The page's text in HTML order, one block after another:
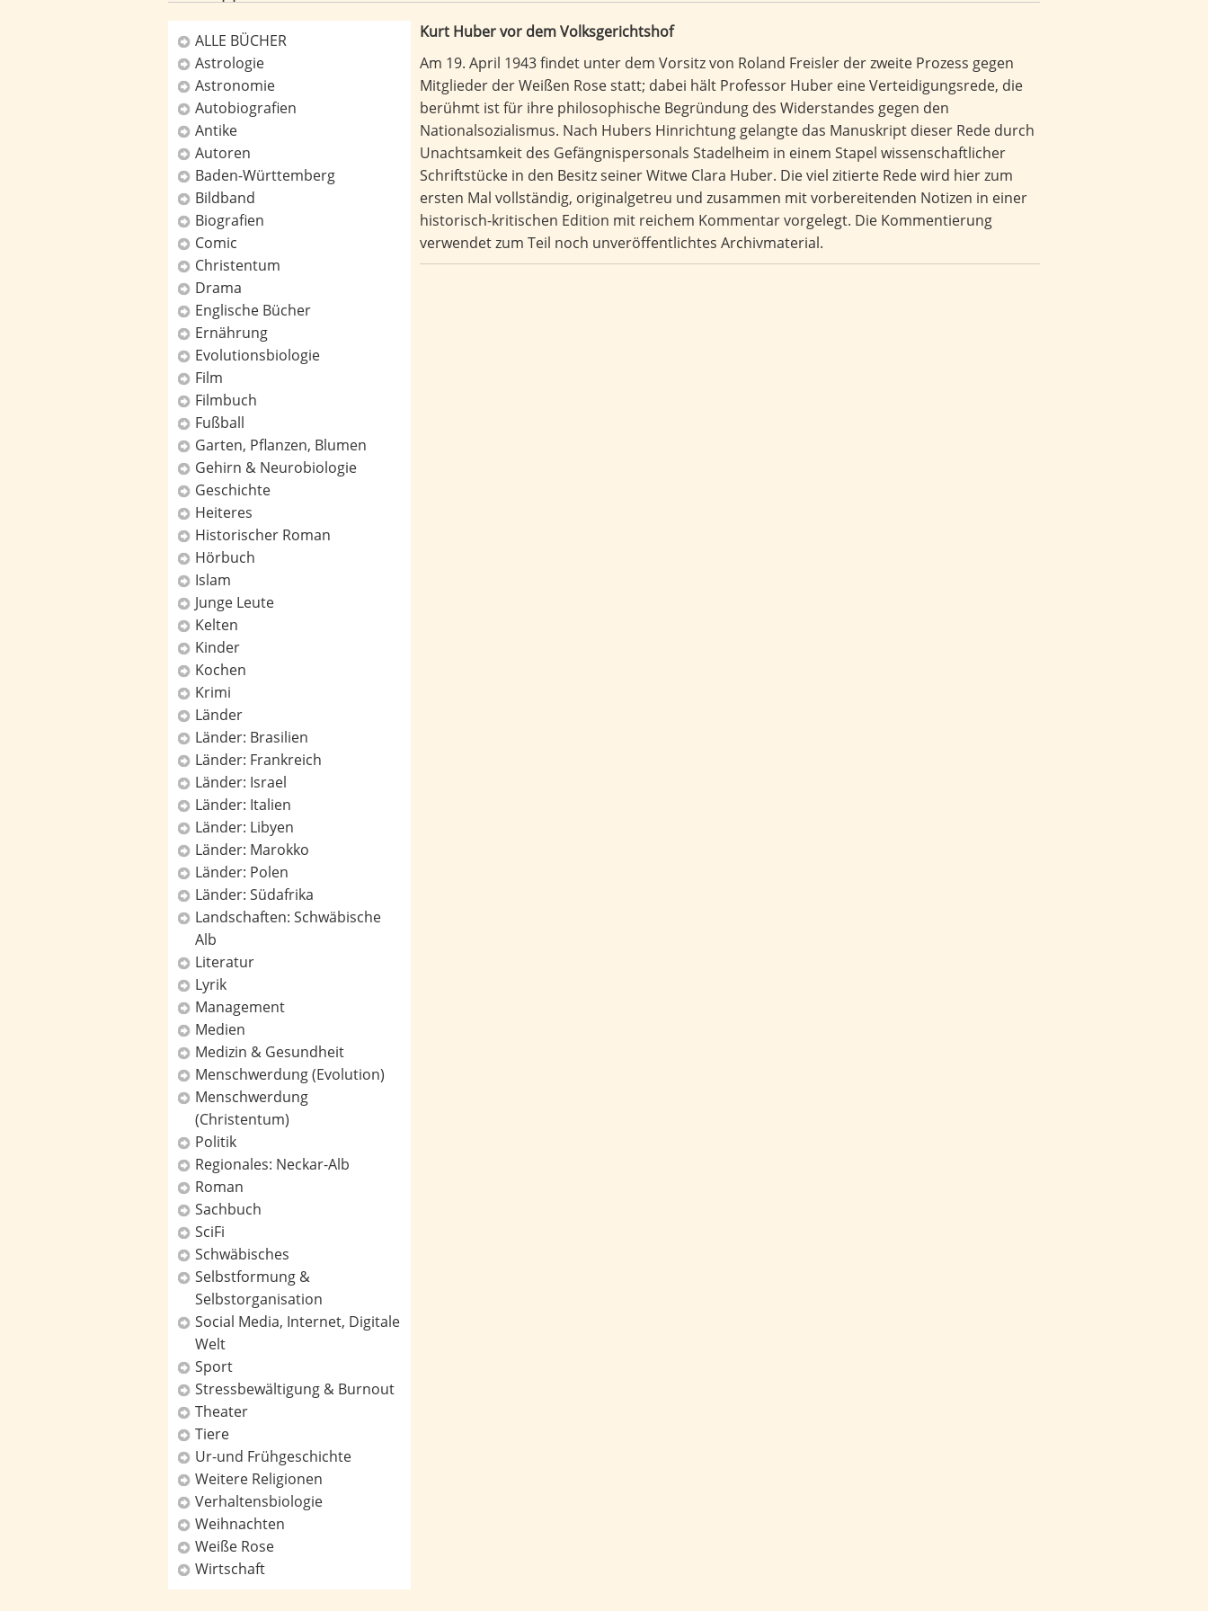
Kategorien
ALLE BÜCHER
Astrologie
Astronomie
Autobiografien
Antike
Autoren
Baden-Württemberg
Bildband
Biografien
Comic
Christentum
Drama
Englische Bücher
Ernährung
Evolutionsbiologie
Film
Filmbuch
Fußball
Garten, Pflanzen, Blumen
Gehirn & Neurobiologie
Geschichte
Heiteres
Historischer Roman
Hörbuch
Islam
Junge Leute
Kelten
Kinder
Kochen
Krimi
Länder
Länder: Brasilien
Länder: Frankreich
Länder: Israel
Länder: Italien
Länder: Libyen
Länder: Marokko
Länder: Polen
Länder: Südafrika
Landschaften: Schwäbische
Alb
Literatur
Lyrik
Management
Medien
Medizin & Gesundheit
Menschwerdung (Evolution)
Menschwerdung
(Christentum)
Politik
Regionales: Neckar-Alb
Roman
Sachbuch
SciFi
Schwäbisches
Selbstformung &
Selbstorganisation
Social Media, Internet, Digitale
Welt
Sport
Stressbewältigung & Burnout
Theater
Tiere
Ur-und Frühgeschichte
Weitere Religionen
Verhaltensbiologie
Weihnachten
Weiße Rose
Wirtschaft
Kurt Huber vor dem Volksgerichtshof
Am 19. April 1943 findet unter dem Vorsitz von Roland Freisler der zweite Prozess gegen
Mitglieder der Weißen Rose statt; dabei hält Professor Huber eine Verteidigungsrede, die
berühmt ist für ihre philosophische Begründung des Widerstandes gegen den
Nationalsozialismus. Nach Hubers Hinrichtung gelangte das Manuskript dieser Rede durch
Unachtsamkeit des Gefängnispersonals Stadelheim in einem Stapel wissenschaftlicher
Schriftstücke in den Besitz seiner Witwe Clara Huber. Die viel zitierte Rede wird hier zum
ersten Mal vollständig, originalgetreu und zusammen mit vorbereitenden Notizen in einer
historisch-kritischen Edition mit reichem Kommentar vorgelegt. Die Kommentierung
verwendet zum Teil noch unveröffentlichtes Archivmaterial.